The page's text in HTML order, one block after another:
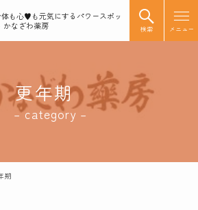
も心♥️も元気にするパワースポッ
かなざわ薬房
検索 メニュー
更年期
– category –
期